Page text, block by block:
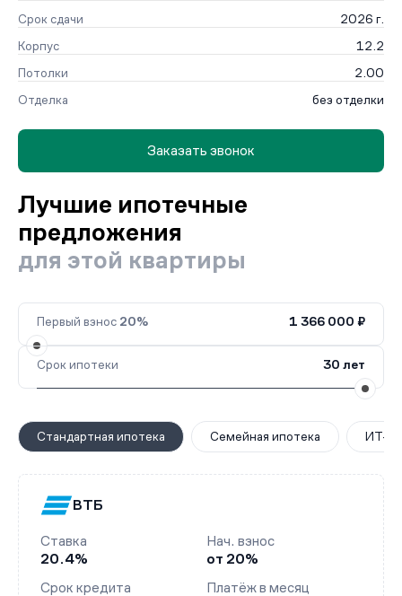
Срок сдачи
2026 г.
Корпус
12.2
Потолки
2.00
Отделка
без отделки
Заказать звонок
Лучшие ипотечные
предложения
для этой квартиры
Первый взнос 20% 1 366 000 ₽
Срок ипотеки 30 лет
Стандартная ипотека Семейная ипотека ИТ-
ВТБ
Ставка
20.4%
Нач. взнос
от 20%
Срок кредита
Платёж в месяц